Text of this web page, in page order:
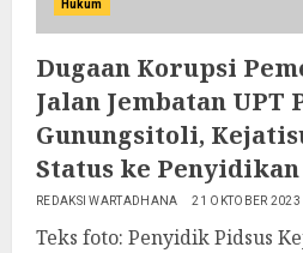
Hukum
Dugaan Korupsi
Jalan Jembatan UPT
Gunungsitoli,
Status ke Penyidikan
REDAKSI WARTADHANA 21 OKTOBER 2023
Teks foto: Penyidik Pidsus